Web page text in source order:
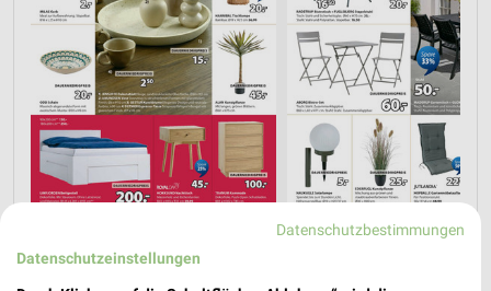
Datenschutzbestimmungen
Datenschutzeinstellungen